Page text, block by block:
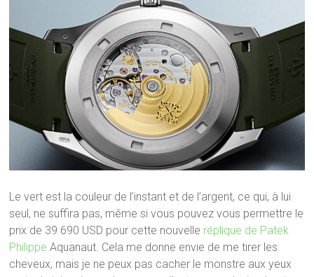
Le vert est la couleur de l’instant et de l’argent, ce qui, à lui
seul, ne suffira pas, même si vous pouvez vous permettre le
prix de 39 690 USD pour cette nouvelle réplique de Patek
Philippe Aquanaut. Cela me donne envie de me tirer les
cheveux, mais je ne peux pas cacher le monstre aux yeux